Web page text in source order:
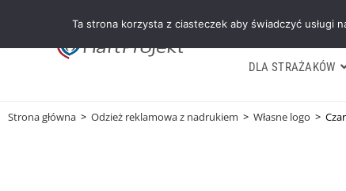
DLA STRAŻAKÓW
Strona główna > Odzież reklamowa z nadrukiem > Własne logo >
Ta strona korzysta z ciasteczek aby świadczyć usługi